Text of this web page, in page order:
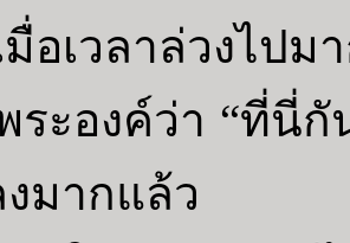
มื่อเวลาล่วงไป
ระองค์ว่า “ที่นี่
มากแล้ว